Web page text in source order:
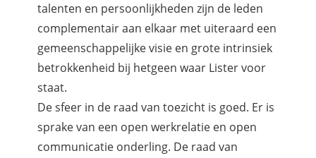
talenten en persoonlijkheden zijn de leden
complementair aan elkaar met uiteraard een
gemeenschappelijke visie en grote intrinsiek
betrokkenheid bij hetgeen waar Lister voor
staat.
De sfeer in de raad van toezicht is goed. Er is
sprake van een open werkrelatie en open
communicatie onderling. De raad van